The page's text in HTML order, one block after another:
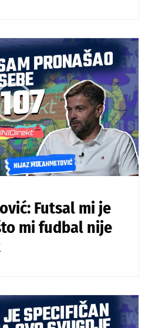
Futsal mi je
mi fudbal nije